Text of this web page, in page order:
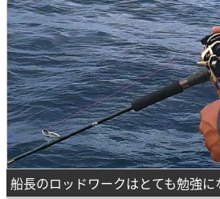
船長のロッドワークはとても勉強に